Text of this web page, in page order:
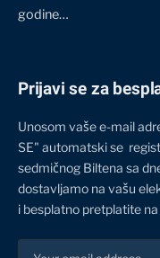
godine…
Prijavi se za
Unosom vaše e-mail
SE" automatski se
sedmičnog Biltena sa
dostavljamo na vašu
i besplatno pretplatite